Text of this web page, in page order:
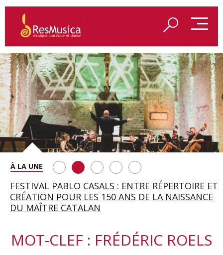
SAINT FRANÇOIS D’ASSISE À SALZBOURG, UNE
SOIRÉE IMMENSE PORTÉE PAR ROMEO
CASTELLUCCI ET MAXIME PASCAL
FESTIVAL PABLO CASALS : ENTRE RÉPERTOIRE ET
CRÉATION POUR LES 150 ANS DE LA NAISSANCE
DU MAÎTRE CATALAN
A BAYREUTH, LE 150E ANNIVERSAIRE DU RING
WAGNÉRIEN GÉNÉRÉ PAR L’IA
BETSY JOLAS FÊTE SON CENTIÈME
ANNIVERSAIRE
GEORGE BENJAMIN : « MES PARENTS AVAIENT
CETTE EXIGENCE DE L’OBJET CISELÉ »
MOT-CLEF : FRÉDÉRIC ROELS